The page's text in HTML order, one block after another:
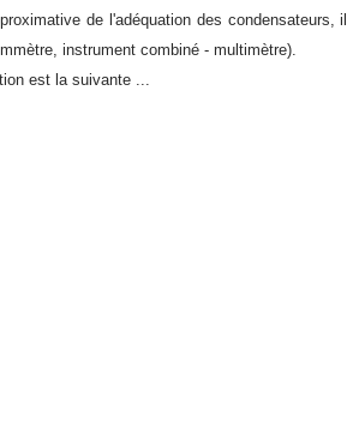
de l'adéquation des
instrument combiné - multimètre).
est la suivante ...